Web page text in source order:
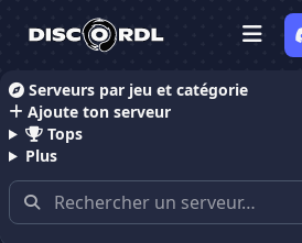
Serveurs par jeu et catégorie
Ajoute ton serveur
Tops
Plus
Accueil
Serveurs Discord
"programmation